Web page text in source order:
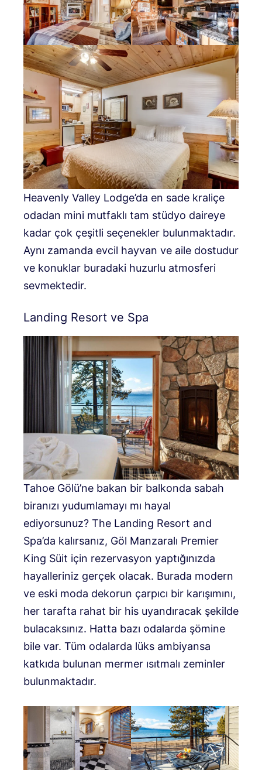
Heavenly Valley Lodge’da en sade kraliçe
odadan mini mutfaklı tam stüdyo daireye
kadar çok çeşitli seçenekler bulunmaktadır.
Aynı zamanda evcil hayvan ve aile dostudur
ve konuklar buradaki huzurlu atmosferi
sevmektedir.
Landing Resort ve Spa
Tahoe Gölü’ne bakan bir balkonda sabah
biranızı yudumlamayı mı hayal
ediyorsunuz? The Landing Resort and
Spa’da kalırsanız, Göl Manzaralı Premier
King Süit için rezervasyon yaptığınızda
hayalleriniz gerçek olacak. Burada modern
ve eski moda dekorun çarpıcı bir karışımını,
her tarafta rahat bir his uyandıracak şekilde
bulacaksınız. Hatta bazı odalarda şömine
bile var. Tüm odalarda lüks ambiyansa
katkıda bulunan mermer ısıtmalı zeminler
bulunmaktadır.